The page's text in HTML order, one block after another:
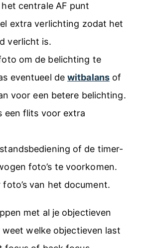
centrale AF punt
extra verlichting zodat het
verlicht is.
om de belichting te
eventueel dewitbalansof
voor een betere belichting.
een flits voor extra
of de timer-
foto’s te voorkomen.
foto’s van het document.
met al je objectieven
weet welke objectieven last